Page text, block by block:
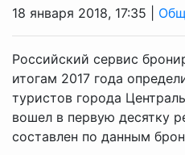
18 января 2018, 17:35 |
Российский сервис
итогам 2017 года
туристов города
вошел в первую десятку
составлен по данным